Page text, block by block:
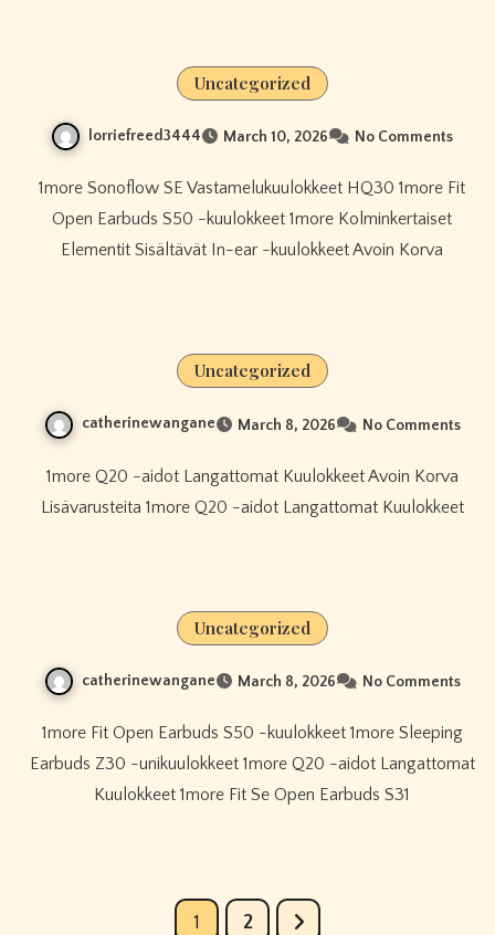
Uncategorized
lorriefreed3444 March 10, 2026 No Comments
1more Sonoflow SE Vastamelukuulokkeet HQ30 1more Fit
Open Earbuds S50 -kuulokkeet 1more Kolminkertaiset
Elementit Sisältävät In-ear -kuulokkeet Avoin Korva
Uncategorized
catherinewangane March 8, 2026 No Comments
1more Q20 -aidot Langattomat Kuulokkeet Avoin Korva
Lisävarusteita 1more Q20 -aidot Langattomat Kuulokkeet
Uncategorized
catherinewangane March 8, 2026 No Comments
1more Fit Open Earbuds S50 -kuulokkeet 1more Sleeping
Earbuds Z30 -unikuulokkeet 1more Q20 -aidot Langattomat
Kuulokkeet 1more Fit Se Open Earbuds S31
1 2